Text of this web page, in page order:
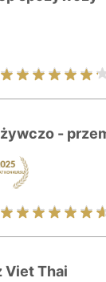
-
Viet Thai